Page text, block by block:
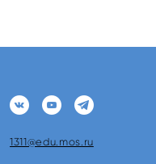
1311@edu.mos.ru